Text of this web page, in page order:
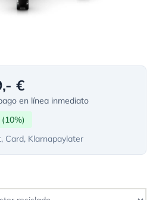
€
en línea inmediato
Card, Klarnapaylater